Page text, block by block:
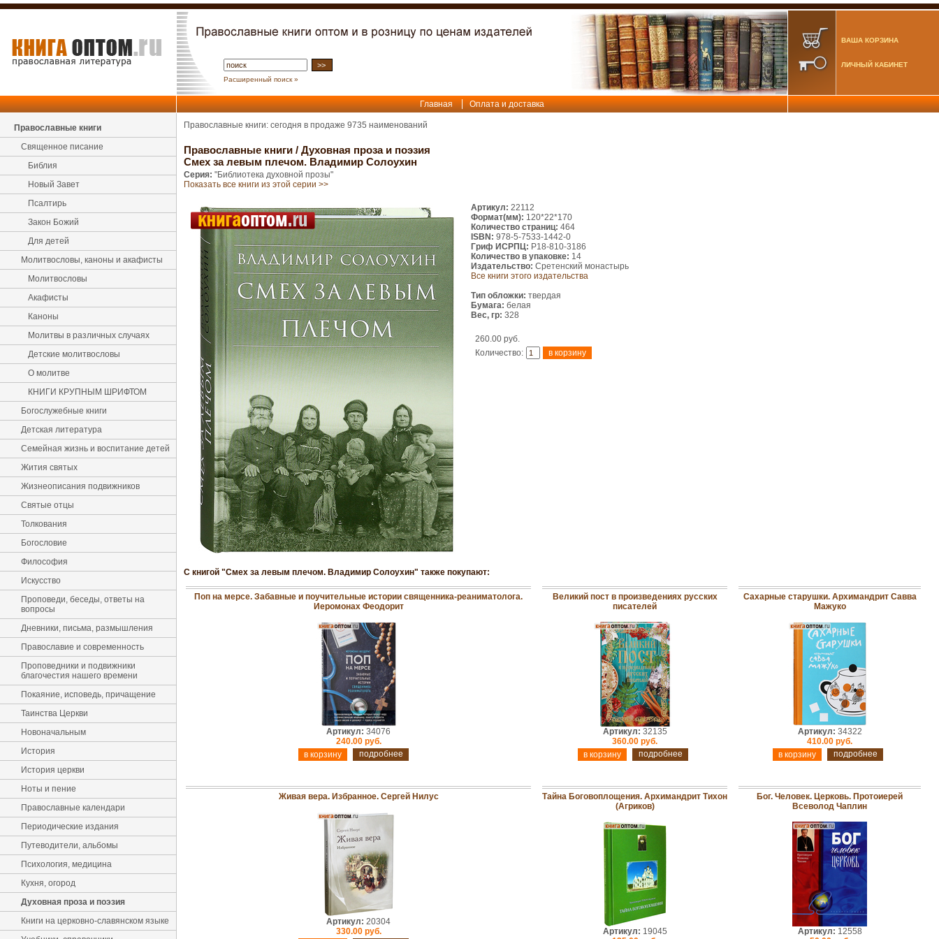
Расширенный поиск »
ВАША КОРЗИНА
ЛИЧНЫЙ КАБИНЕТ
Главная Оплата и доставка
Православные книги
Священное писание
Библия
Новый Завет
Псалтирь
Закон Божий
Для детей
Молитвословы, каноны и акафисты
Молитвословы
Акафисты
Каноны
Молитвы в различных случаях
Детские молитвословы
О молитве
КНИГИ КРУПНЫМ ШРИФТОМ
Богослужебные книги
Детская литература
Семейная жизнь и воспитание детей
Жития святых
Жизнеописания подвижников
Святые отцы
Толкования
Богословие
Философия
Искусство
Проповеди, беседы, ответы на
вопросы
Дневники, письма, размышления
Православие и современность
Проповедники и подвижники
благочестия нашего времени
Покаяние, исповедь, причащение
Таинства Церкви
Новоначальным
История
История церкви
Ноты и пение
Православные календари
Периодические издания
Путеводители, альбомы
Психология, медицина
Кухня, огород
Духовная проза и поэзия
Книги на церковно-славянском языке
Православные книги: сегодня в продаже 9735 наименований
Православные книги / Духовная проза и поэзия
Смех за левым плечом. Владимир Солоухин
Серия: "Библиотека духовной прозы"
Показать все книги из этой серии >>
Артикул: 22112
Формат(мм): 120*22*170
Количество страниц: 464
ISBN: 978-5-7533-1442-0
Гриф ИСРПЦ: Р18-810-3186
Количество в упаковке: 14
Издательство: Сретенский монастырь
Все книги этого издательства
Тип обложки: твердая
Бумага: белая
Вес, гр: 328
260.00 руб.
Количество:
С книгой "Смех за левым плечом. Владимир Солоухин" также покупают:
Поп на мерсе. Забавные и поучительные истории священника-реаниматолога.
Иеромонах Феодорит
Артикул: 34076
240.00 руб.
подробнее
Великий пост в произведениях русских
писателей
Артикул: 32135
360.00 руб.
подробнее
Сахарные старушки. Архимандрит Савва
Мажуко
Артикул: 34322
410.00 руб.
подробнее
Живая вера. Избранное. Сергей Нилус
Артикул: 20304
330.00 руб.
Тайна Боговоплощения. Архимандрит Тихон
(Агриков)
Артикул: 19045
Бог. Человек. Церковь. Протоиерей
Всеволод Чаплин
Артикул: 12558